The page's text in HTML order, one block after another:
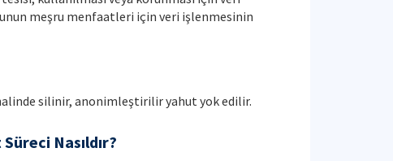
meşru menfaatleri için veri işlenmesinin
silinir, anonimleştirilir yahut yok edilir.
Nasıldır?